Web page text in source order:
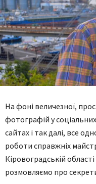
На фоні величезної,
фотографій у
сайтах і так далі, все
роботи справжніх
Кіровоградській
розмовляємо про